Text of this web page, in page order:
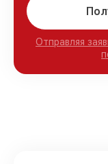
Отправляя